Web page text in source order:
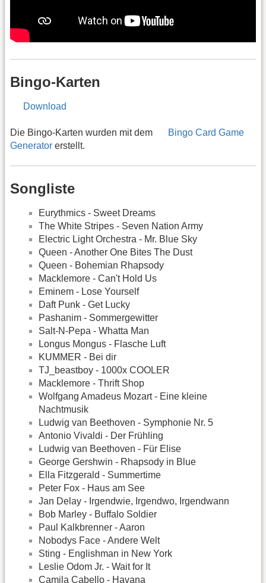
Bingo-Karten
Download
Die Bingo-Karten wurden mit dem
Bingo Card Game
Generator erstellt.
Songliste
Eurythmics - Sweet Dreams
The White Stripes - Seven Nation Army
Electric Light Orchestra - Mr. Blue Sky
Queen - Another One Bites The Dust
Queen - Bohemian Rhapsody
Macklemore - Can't Hold Us
Eminem - Lose Yourself
Daft Punk - Get Lucky
Pashanim - Sommergewitter
Salt-N-Pepa - Whatta Man
Longus Mongus - Flasche Luft
KUMMER - Bei dir
TJ_beastboy - 1000x COOLER
Macklemore - Thrift Shop
Wolfgang Amadeus Mozart - Eine kleine
Nachtmusik
Ludwig van Beethoven - Symphonie Nr. 5
Antonio Vivaldi - Der Frühling
Ludwig van Beethoven - Für Elise
George Gershwin - Rhapsody in Blue
Ella Fitzgerald - Summertime
Peter Fox - Haus am See
Jan Delay - Irgendwie, Irgendwo, Irgendwann
Bob Marley - Buffalo Soldier
Paul Kalkbrenner - Aaron
Nobodys Face - Andere Welt
Sting - Englishman in New York
Leslie Odom Jr. - Wait for It
Camila Cabello - Havana